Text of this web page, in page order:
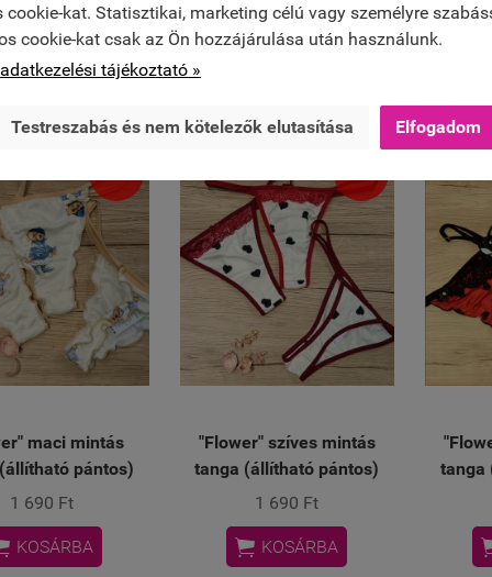
cookie-kat. Statisztikai, marketing célú vagy személyre
cookie-kat csak az Ön hozzájárulása után használunk.
tájékoztató »
Testreszabás és nem kötelezők elutasítása Elfogadom
1 690 Ft
KOSÁRBA
1 690 Ft
maci mintás
pántos)
1 690 Ft
KOSÁRBA
"Flower" szíves mintás
tanga (állítható pántos)
1 690 Ft
 KOSÁRBA
tanga